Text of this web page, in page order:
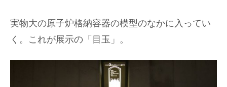
実物大の原子炉格納容器の模型のなかに入ってい
く。これが展示の「目玉」。